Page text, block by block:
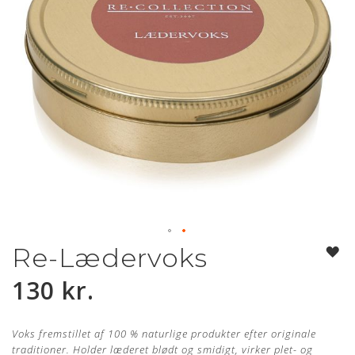
Gå
til
starten
af
Re-Lædervoks
130 kr.
Voks fremstillet af 100 % naturlige produkter efter originale
traditioner. Holder læderet blødt og smidigt, virker plet- og